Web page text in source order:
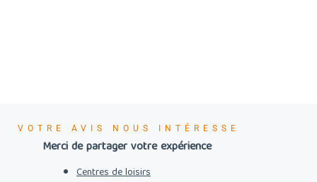
VOTRE AVIS NOUS INTÉRESSE
Merci de partager votre expérience
Centres de loisirs